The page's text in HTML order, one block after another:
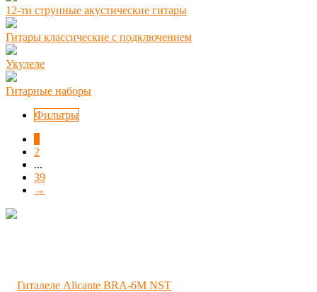
12-ти струнные акустические гитары
Гитары классические с подключением
Укулеле
Гитарные наборы
Фильтры
2
...
39
→